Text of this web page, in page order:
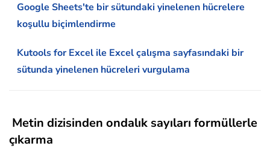
Google Sheets'te bir sütundaki yinelenen hücrelere
koşullu biçimlendirme
Kutools for Excel ile Excel çalışma sayfasındaki bir
sütunda yinelenen hücreleri vurgulama
Metin dizisinden ondalık sayıları formüllerle
çıkarma